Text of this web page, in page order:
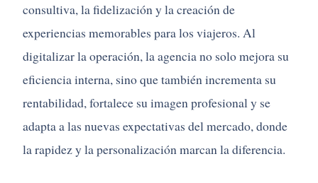
consultiva, la fidelización y la creación de
experiencias memorables para los viajeros. Al
digitalizar la operación, la agencia no solo mejora su
eficiencia interna, sino que también incrementa su
rentabilidad, fortalece su imagen profesional y se
adapta a las nuevas expectativas del mercado, donde
la rapidez y la personalización marcan la diferencia.